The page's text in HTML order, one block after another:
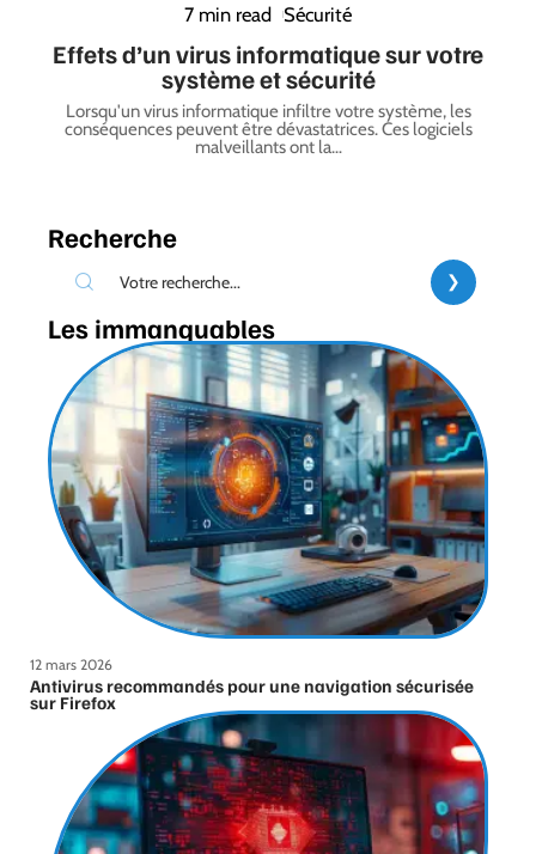
7 min read Sécurité
Effets d’un virus informatique sur votre
système et sécurité
Lorsqu'un virus informatique infiltre votre système, les
conséquences peuvent être dévastatrices. Ces logiciels
malveillants ont la…
Recherche
Les immanquables
12 mars 2026
Antivirus recommandés pour une navigation sécurisée
sur Firefox